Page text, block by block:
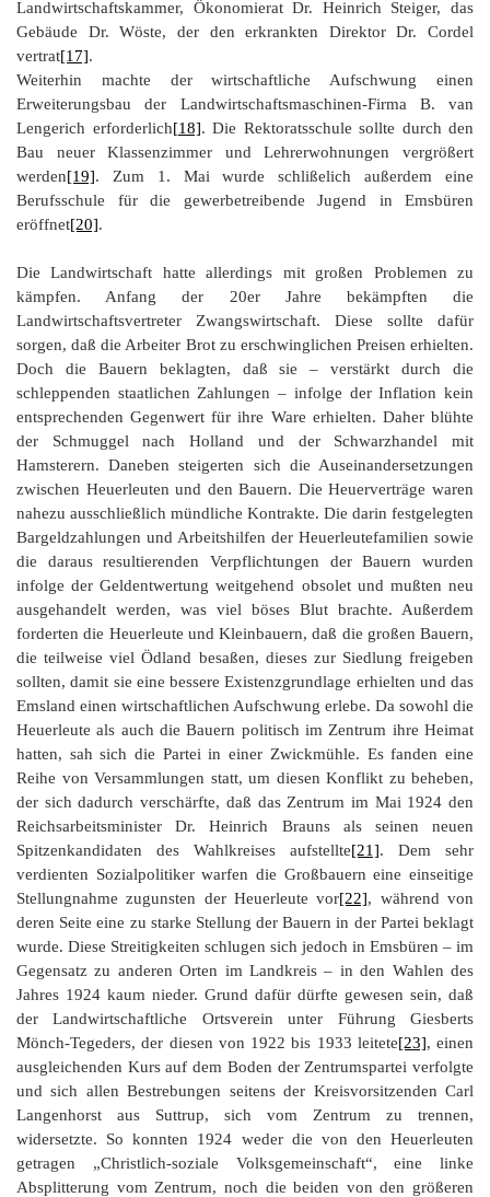
Landwirtschaftskammer, Ökonomierat Dr. Heinrich Steiger, das
Gebäude Dr. Wöste, der den erkrankten Direktor Dr. Cordel
vertrat[17].
Weiterhin machte der wirtschaftliche Aufschwung einen
Erweiterungsbau der Landwirtschaftsmaschinen-Firma B. van
Lengerich erforderlich[18]. Die Rektoratsschule sollte durch den
Bau neuer Klassenzimmer und Lehrerwohnungen vergrößert
werden[19]. Zum 1. Mai wurde schlißelich außerdem eine
Berufsschule für die gewerbetreibende Jugend in Emsbüren
eröffnet[20].
Die Landwirtschaft hatte allerdings mit großen Problemen zu
kämpfen. Anfang der 20er Jahre bekämpften die
Landwirtschaftsvertreter Zwangswirtschaft. Diese sollte dafür
sorgen, daß die Arbeiter Brot zu erschwinglichen Preisen erhielten.
Doch die Bauern beklagten, daß sie – verstärkt durch die
schleppenden staatlichen Zahlungen – infolge der Inflation kein
entsprechenden Gegenwert für ihre Ware erhielten. Daher blühte
der Schmuggel nach Holland und der Schwarzhandel mit
Hamsterern. Daneben steigerten sich die Auseinandersetzungen
zwischen Heuerleuten und den Bauern. Die Heuerverträge waren
nahezu ausschließlich mündliche Kontrakte. Die darin festgelegten
Bargeldzahlungen und Arbeitshilfen der Heuerleutefamilien sowie
die daraus resultierenden Verpflichtungen der Bauern wurden
infolge der Geldentwertung weitgehend obsolet und mußten neu
ausgehandelt werden, was viel böses Blut brachte. Außerdem
forderten die Heuerleute und Kleinbauern, daß die großen Bauern,
die teilweise viel Ödland besaßen, dieses zur Siedlung freigeben
sollten, damit sie eine bessere Existenzgrundlage erhielten und das
Emsland einen wirtschaftlichen Aufschwung erlebe. Da sowohl die
Heuerleute als auch die Bauern politisch im Zentrum ihre Heimat
hatten, sah sich die Partei in einer Zwickmühle. Es fanden eine
Reihe von Versammlungen statt, um diesen Konflikt zu beheben,
der sich dadurch verschärfte, daß das Zentrum im Mai 1924 den
Reichsarbeitsminister Dr. Heinrich Brauns als seinen neuen
Spitzenkandidaten des Wahlkreises aufstellte[21]. Dem sehr
verdienten Sozialpolitiker warfen die Großbauern eine einseitige
Stellungnahme zugunsten der Heuerleute vor[22], während von
deren Seite eine zu starke Stellung der Bauern in der Partei beklagt
wurde. Diese Streitigkeiten schlugen sich jedoch in Emsbüren – im
Gegensatz zu anderen Orten im Landkreis – in den Wahlen des
Jahres 1924 kaum nieder. Grund dafür dürfte gewesen sein, daß
der Landwirtschaftliche Ortsverein unter Führung Giesberts
Mönch-Tegeders, der diesen von 1922 bis 1933 leitete[23], einen
ausgleichenden Kurs auf dem Boden der Zentrumspartei verfolgte
und sich allen Bestrebungen seitens der Kreisvorsitzenden Carl
Langenhorst aus Suttrup, sich vom Zentrum zu trennen,
widersetzte. So konnten 1924 weder die von den Heuerleuten
getragen „Christlich-soziale Volksgemeinschaft“, eine linke
Absplitterung vom Zentrum, noch die beiden von den größeren